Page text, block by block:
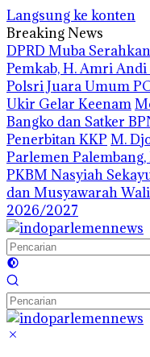
Langsung ke konten
Breaking News
DPRD Muba
Pemkab, H. Amri
Polsri Juara Umum
Ukir Gelar Keenam
Bangko dan Satker
Penerbitan KKP M.
Parlemen
PKBM Nasyiah
dan Musyawarah
2026/2027